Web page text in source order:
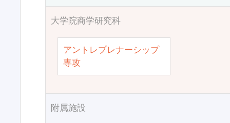
大学院商学研究科
アントレプレナーシップ
専攻
附属施設